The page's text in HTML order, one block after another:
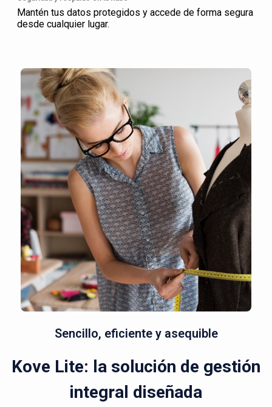
Mantén tus datos protegidos y accede de forma segura
desde cualquier lugar.
Sencillo, eficiente y asequible
Kove Lite: la solución de gestión
integral diseñada